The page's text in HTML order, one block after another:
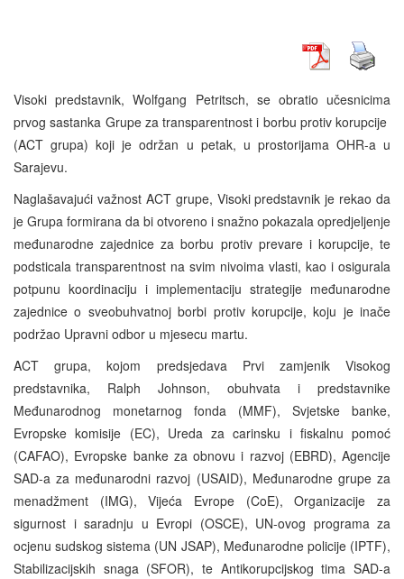
Visoki predstavnik, Wolfgang Petritsch, se obratio učesnicima
prvog sastanka Grupe za transparentnost i borbu protiv korupcije
(ACT grupa) koji je održan u petak, u prostorijama OHR-a u
Sarajevu.
Naglašavajući važnost ACT grupe, Visoki predstavnik je rekao da
je Grupa formirana da bi otvoreno i snažno pokazala opredjeljenje
međunarodne zajednice za borbu protiv prevare i korupcije, te
podsticala transparentnost na svim nivoima vlasti, kao i osigurala
potpunu koordinaciju i implementaciju strategije međunarodne
zajednice o sveobuhvatnoj borbi protiv korupcije, koju je inače
podržao Upravni odbor u mjesecu martu.
ACT grupa, kojom predsjedava Prvi zamjenik Visokog
predstavnika, Ralph Johnson, obuhvata i predstavnike
Međunarodnog monetarnog fonda (MMF), Svjetske banke,
Evropske komisije (EC), Ureda za carinsku i fiskalnu pomoć
(CAFAO), Evropske banke za obnovu i razvoj (EBRD), Agencije
SAD-a za međunarodni razvoj (USAID), Međunarodne grupe za
menadžment (IMG), Vijeća Evrope (CoE), Organizacije za
sigurnost i saradnju u Evropi (OSCE), UN-ovog programa za
ocjenu sudskog sistema (UN JSAP), Međunarodne policije (IPTF),
Stabilizacijskih snaga (SFOR), te Antikorupcijskog tima SAD-a